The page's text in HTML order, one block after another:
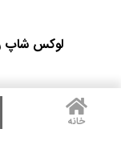
لوکس شاپ
خانه